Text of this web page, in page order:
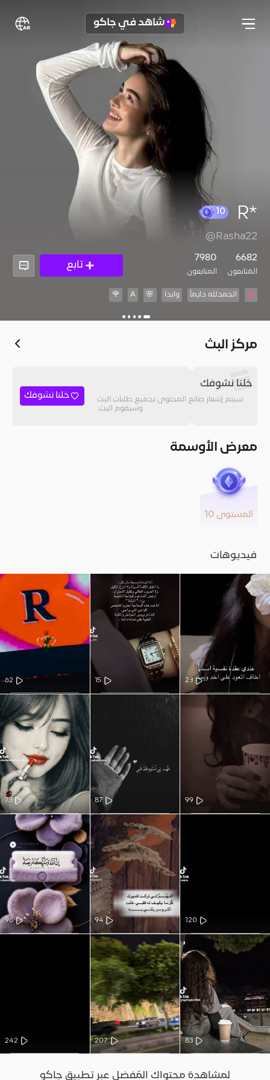
شاهد في جاكو
*R
@Rasha22
6682
المُتابعون
7980
المتابعون
تابع
الحمدلله دايماً وابدا 🌸
A
🌹
مركز البث
خلنا نشوفك
سيتم إشعار صانع المحتوى بجميع طلبات البث
وسيقوم البث.
خلنا نشوفك
معرض الأوسمة
المستوى 10
فيديوهات
23
15
62
99
87
73
120
94
96
83
207
242
لمشاهدة محتواك المُفضل عبر تطبيق جاكو